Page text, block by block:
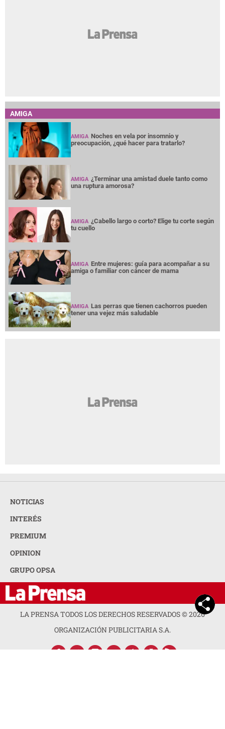
AMIGA
AMIGA Noches en vela por insomnio y
preocupación, ¿qué hacer para tratarlo?
AMIGA ¿Terminar una amistad duele tanto como
una ruptura amorosa?
AMIGA ¿Cabello largo o corto? Elige tu corte según
tu cuello
AMIGA Entre mujeres: guía para acompañar a su
amiga o familiar con cáncer de mama
AMIGA Las perras que tienen cachorros pueden
tener una vejez más saludable
NOTICIAS
INTERÉS
PREMIUM
OPINION
GRUPO OPSA
LA PRENSA TODOS LOS DERECHOS RESERVADOS ©2026
ORGANIZACIÓN PUBLICITARIA S.A.